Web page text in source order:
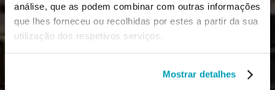
análise, que as podem combinar com outras informações
que lhes forneceu ou recolhidas por estes a partir da sua
utilização dos respetivos serviços.
Mostrar detalhes